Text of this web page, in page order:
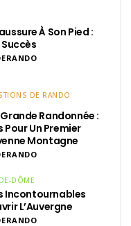
À Son Pied :
Succès
DE RANDO
Randonnée :
Pour Un Premier
Montagne
DÔME
Incontournables
L’Auvergne